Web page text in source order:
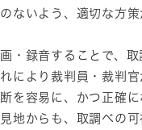
ないよう、適切な方
・録音することで、取
により裁判員・裁判
を容易に、かつ正確
地からも、取調べの